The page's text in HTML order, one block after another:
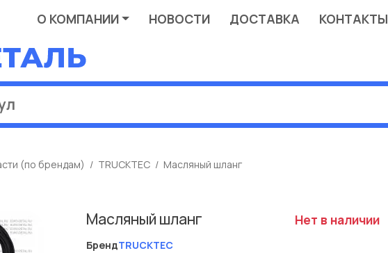
О КОМПАНИИ НОВОСТИ ДОСТАВКА КОНТАКТЫ
(по брендам) TRUCKTEC Масляный шланг
Масляный шланг
БрендTRUCKTEC
Нет в наличии